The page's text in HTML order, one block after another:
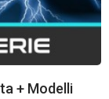
+ Modelli